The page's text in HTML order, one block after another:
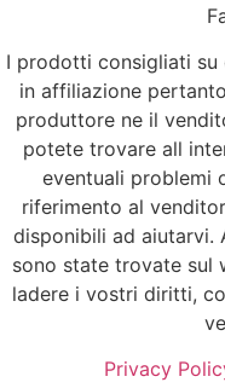
I prodotti consigliati
in affiliazione
produttore ne il
potete trovare all
eventuali problemi
riferimento al
disponibili ad aiutarvi.
sono state trovate sul
ladere i vostri diritti,
Privacy